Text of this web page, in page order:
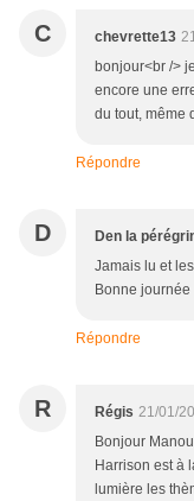
C chevrette13
bonjour<br />
encore une
du tout, même
Répondre
D Den la
Jamais lu et
Bonne journée
Répondre
R Régis 21/01/
Bonjour
Harrison est à
lumière les